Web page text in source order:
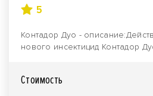
5
Контадор Дуо -
нового инсектицид Контадор
Стоимость